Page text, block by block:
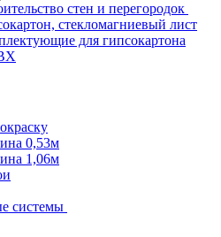
стен и перегородок
стекломагниевый лист
для гипсокартона
0,53м
1,06м
системы